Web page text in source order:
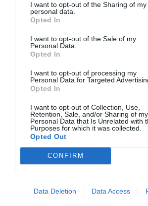
I want to opt-out of the Sharing of my
personal data.
Opted In
I want to opt-out of the Sale of my
Personal Data.
Opted In
I want to opt-out of processing my
Personal Data for Targeted
Opted In
I want to opt-out of Collection, Use,
Retention, Sale, and/or Sharing of my
Personal Data that Is Unrelated with
Purposes for which it was collected.
Opted Out
CONFIRM
Data Deletion Data Access
με τα δρομολόγια των ΚΤΕΛ αρκεί να
εγγραφή και δηλώνοντας την Πόλη
6. Κόστος Συμμετοχής Αγώνα: 5 ευρώ
Το χρονικό όριο ολοκλήρωσης του
Υπεύθυνος Διοργάνωσης: Κος Κολυβάκης
6975859524
● ΤΡΙΤΗ 6 ΑΥΓΟΥΣΤΟΥ ΠΑΝΗΓΥΡΙ
1. Ώρα Διεξαγωγής: 21:00